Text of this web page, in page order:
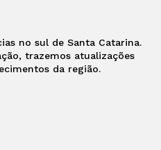
no sul de Santa Catarina.
trazemos atualizações
da região.